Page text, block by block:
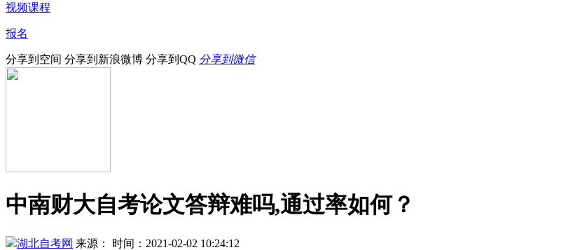
视频课程
报名
分享到空间 分享到新浪微博 分享到QQ 分享到微信
中南财大自考论文答辩难吗,通过率如何？
湖北自考网 来源：
时间：2021-02-02 10:24:12